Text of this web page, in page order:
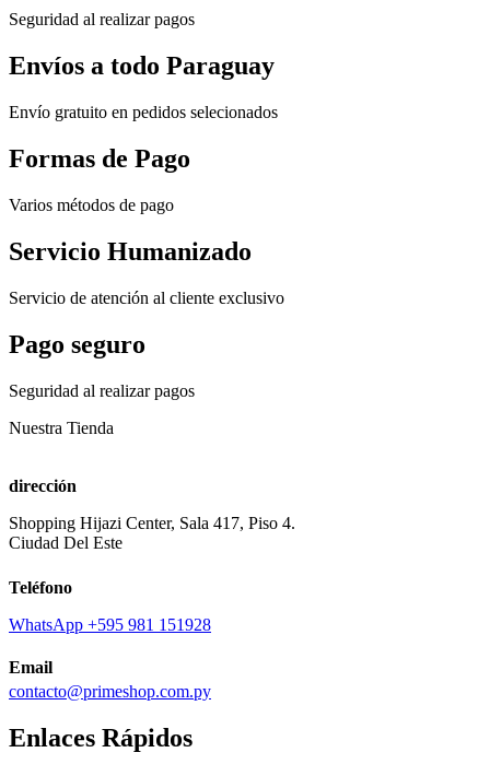
Seguridad al realizar pagos
Envíos a todo Paraguay
Envío gratuito en pedidos selecionados
Formas de Pago
Varios métodos de pago
Servicio Humanizado
Servicio de atención al cliente exclusivo
Pago seguro
Seguridad al realizar pagos
Nuestra Tienda
dirección
Shopping Hijazi Center, Sala 417, Piso 4.
Ciudad Del Este
Teléfono
WhatsApp +595 981 151928
Email
contacto@primeshop.com.py
Enlaces Rápidos